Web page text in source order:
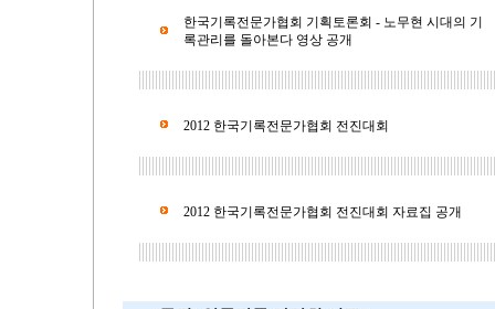
한국기록전문가협회 기획토론회 - 노무현 시대의 기
록관리를 돌아본다 영상 공개
2012 한국기록전문가협회 전진대회
2012 한국기록전문가협회 전진대회 자료집 공개